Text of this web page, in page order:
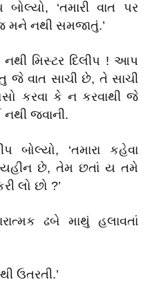
બોલ્યો, ‘તમારી વાત પર
મને નથી સમજાતું.’
મિસ્ટર દિલીપ ! આપ
જે વાત સાચી છે, તે સાચી
કરવા કે ન કરવાથી જે
જવાની.
બોલ્યો, ‘તમારા કહેવા
છે, તેમ છતાં ય તમે
લો છો ?’
ઢબે માથું હલાવતાં
ઉતરતી.’